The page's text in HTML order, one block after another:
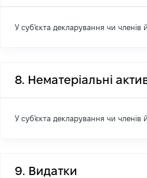
У суб'єкта декларування чи членів
8. Нематеріальні
У суб'єкта декларування чи членів
9. Видатки